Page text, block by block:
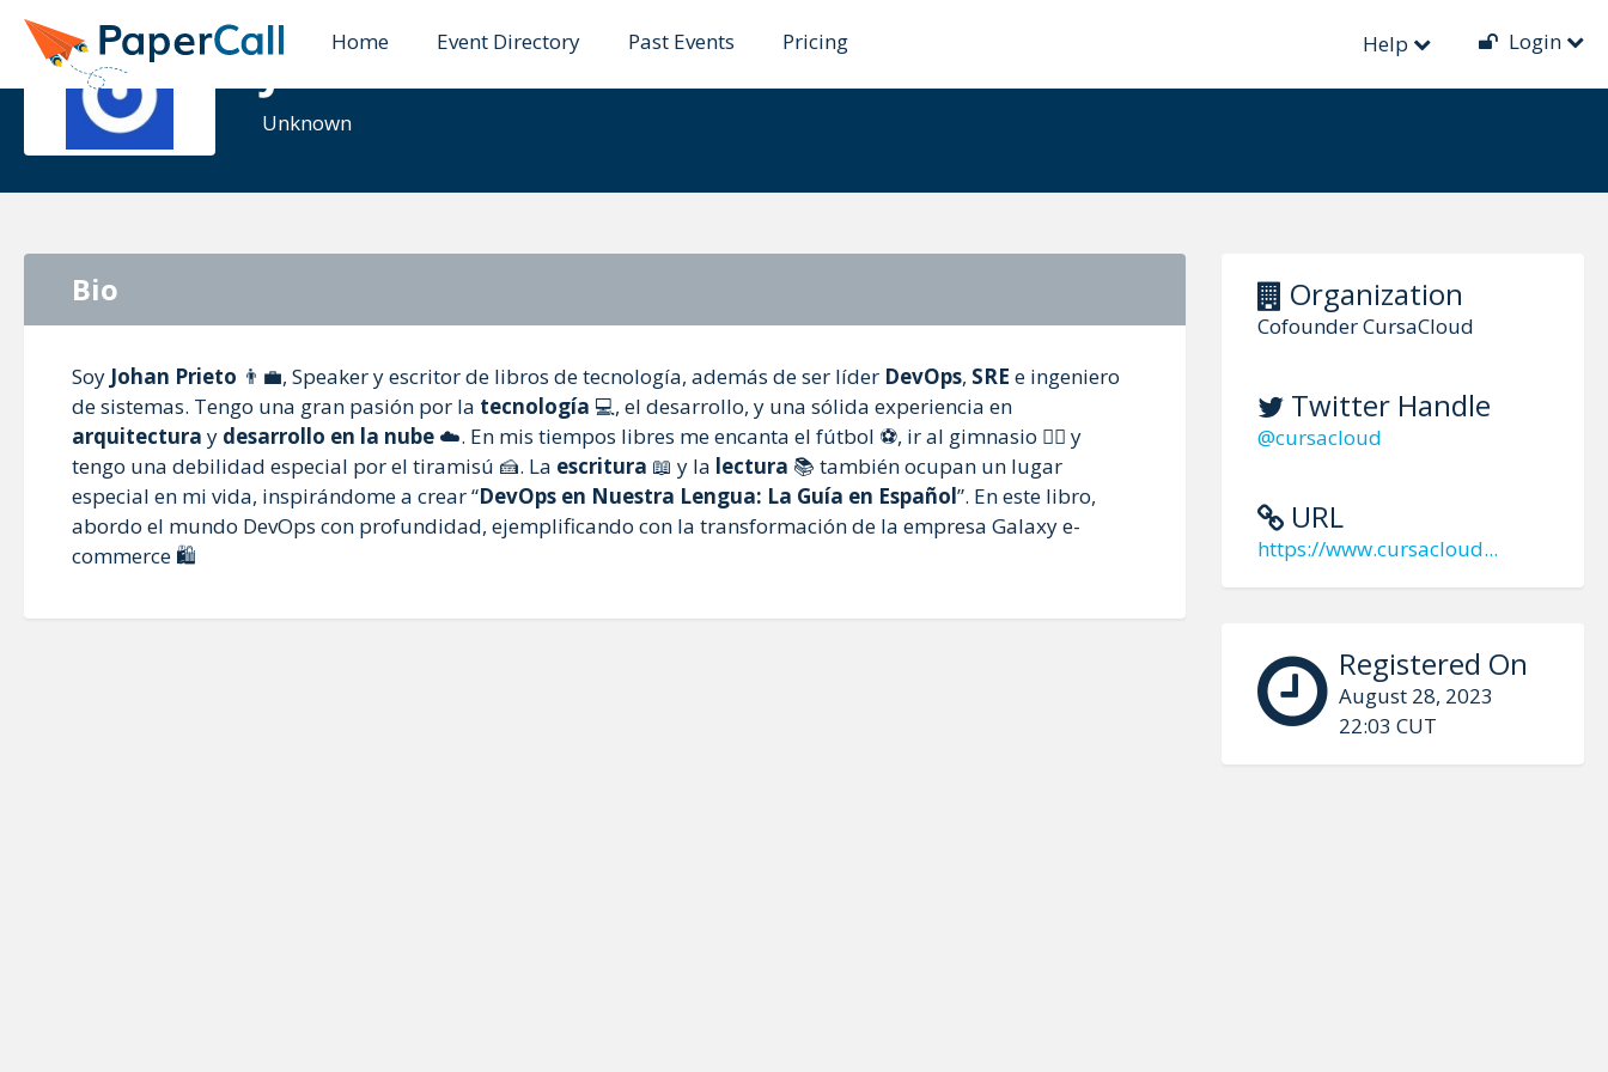
Home Event Directory Past Events Pricing Help Login
Johan H Prieto B
Unknown
Organization
Cofounder CursaCloud
Twitter Handle
@cursacloud
URL
https://www.cursacloud...
Registered On
August 28, 2023
22:03 CUT
Bio
Soy Johan Prieto 👨‍💼, Speaker y escritor de libros de tecnología, además de ser líder DevOps, SRE e ingeniero
de sistemas. Tengo una gran pasión por la tecnología 💻, el desarrollo, y una sólida experiencia en
arquitectura y desarrollo en la nube ☁️. En mis tiempos libres me encanta el fútbol ⚽, ir al gimnasio 🏋️‍♂️ y
tengo una debilidad especial por el tiramisú 🍰. La escritura 📖 y la lectura 📚 también ocupan un lugar
especial en mi vida, inspirándome a crear “DevOps en Nuestra Lengua: La Guía en Español”. En este libro,
abordo el mundo DevOps con profundidad, ejemplificando con la transformación de la empresa Galaxy e-
commerce 🛍️